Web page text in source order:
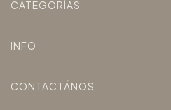
CATEGORÍAS
INFO
CONTACTÁNOS